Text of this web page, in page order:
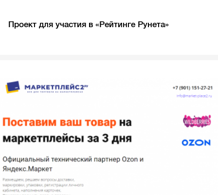
Проект для участия в «Рейтинге Рунета»